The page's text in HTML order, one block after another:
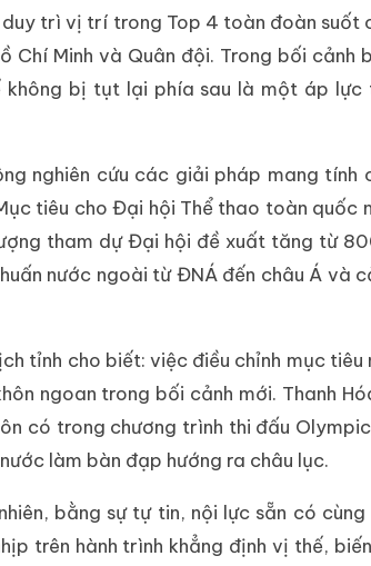
duy trì vị trí trong Top 4 toàn đoàn suốt
Chí Minh và Quân đội. Trong bối cảnh
bị tụt lại phía sau là một áp lực
nghiên cứu các giải pháp mang tính
tiêu cho Đại hội Thể thao toàn quốc
tham dự Đại hội đề xuất tăng từ
nước ngoài từ ĐNÁ đến châu Á và
tỉnh cho biết: việc điều chỉnh mục tiêu
ngoan trong bối cảnh mới. Thanh
có trong chương trình thi đấu Olympic
làm bàn đạp hướng ra châu lục.
bằng sự tự tin, nội lực sẵn có cùng
trên hành trình khẳng định vị thế,